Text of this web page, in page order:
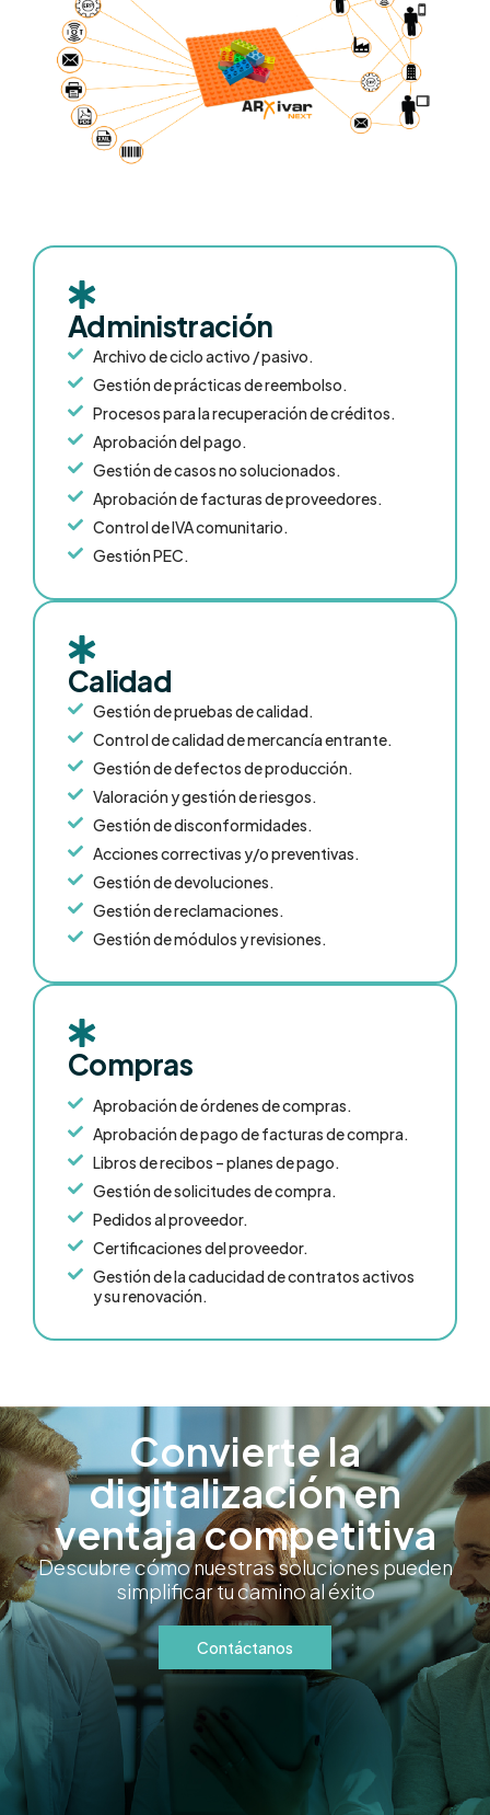
Administración
Archivo de ciclo activo / pasivo.
Gestión de prácticas de reembolso.
Procesos para la recuperación de créditos.
Aprobación del pago.
Gestión de casos no solucionados.
Aprobación de facturas de proveedores.
Control de IVA comunitario.
Gestión PEC.
Calidad
Gestión de pruebas de calidad.
Control de calidad de mercancía entrante.
Gestión de defectos de producción.
Valoración y gestión de riesgos.
Gestión de disconformidades.
Acciones correctivas y/o preventivas.
Gestión de devoluciones.
Gestión de reclamaciones.
Gestión de módulos y revisiones.
Compras
Aprobación de órdenes de compras.
Aprobación de pago de facturas de compra.
Libros de recibos – planes de pago.
Gestión de solicitudes de compra.
Pedidos al proveedor.
Certificaciones del proveedor.
Gestión de la caducidad de contratos activos
y su renovación.
Convierte la
digitalización en
ventaja competitiva
Descubre cómo nuestras soluciones pueden
simplificar tu camino al éxito
Contáctanos